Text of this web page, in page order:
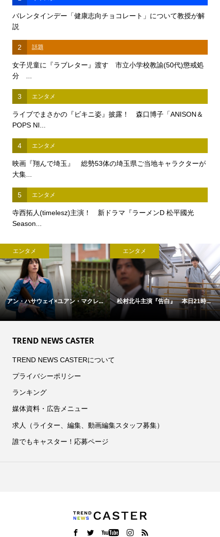
バレンタインデー「健康志向チョコレート」について教授が解
説
2 話題
女子児童に『ラブレター』渡す 市立小学校教諭(50代)懲戒処
分 ...
3 エンタメ
ライブでまさかの『ビキニ姿』披露！ 森口博子「ANISON＆
POPS NI...
4 エンタメ
映画『翔んで埼玉』 総勢53体の埼玉県ご当地キャラクターが
大集...
5 エンタメ
寺西拓人(timelesz)主演！ 新ドラマ『ラーメンD 松平國光
Season...
エンタメ
アン・ハサウェイ×ユアン・マクレ...
エンタメ
松村北斗主演『告白』 本日21時...
TREND NEWS CASTER
TREND NEWS CASTERについて
プライバシーポリシー
ランキング
媒体資料・広告メニュー
求人（ライター、編集、動画編集スタッフ募集）
誰でもキャスター！応募ページ